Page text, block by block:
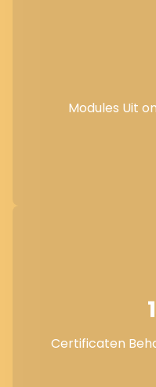
Modules Uit
Certificaten